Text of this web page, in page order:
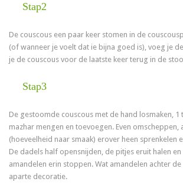
Stap2
De couscous een paar keer stomen in de
(of wanneer je voelt dat ie bijna goed is), voeg je
je de couscous voor de laatste keer terug in de
Stap3
De gestoomde couscous met de hand losmaken, 1
mazhar mengen en toevoegen. Even omscheppen,
(hoeveelheid naar smaak) erover heen sprenkelen
De dadels half opensnijden, de pitjes eruit halen
amandelen erin stoppen. Wat amandelen achter
aparte decoratie.